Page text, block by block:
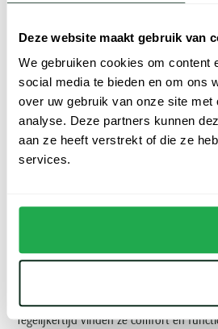
Deze website maakt gebruik van
We gebruiken cookies om content
social media te bieden en om ons
over uw gebruik van onze site
analyse. Deze partners kunnen
aan ze heeft verstrekt of die ze
services.
● Kobaltblauw: voor een frisse,
Voor wie is Save the
Steeds meer heren bestellen bij ons
Tegelijkertijd vinden ze comfort en